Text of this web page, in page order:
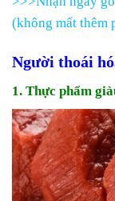
(không mất thêm
Người thoái
1. Thực phẩm